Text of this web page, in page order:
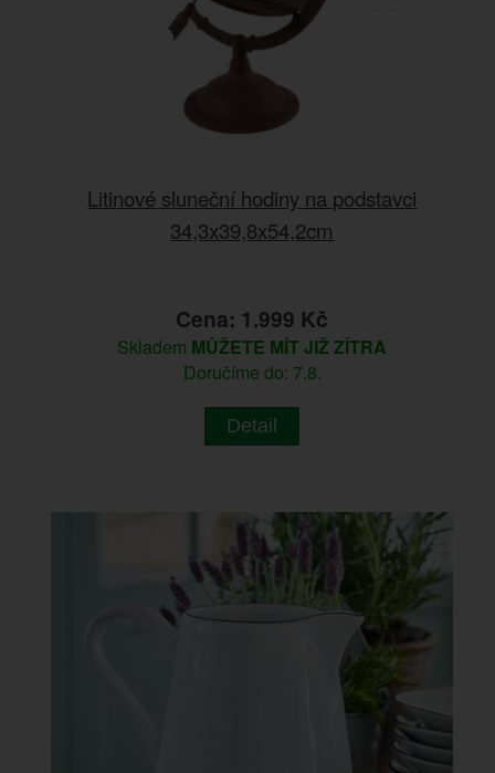
Litinové sluneční hodiny na podstavci
34,3x39,8x54,2cm
Cena: 1.999 Kč
Skladem MŮŽETE MÍT JIŽ ZÍTRA
Doručíme do: 7.8.
Detail